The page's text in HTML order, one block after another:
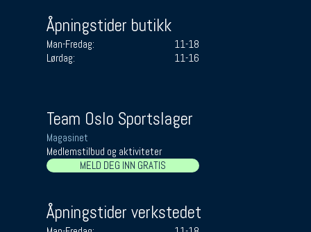
Åpningstider butikk
Man-Fredag:
11-18
Lørdag:
11-16
Team Oslo Sportslager
Magasinet
Medlemstilbud og aktiviteter
MELD DEG INN GRATIS
Åpningstider verkstedet